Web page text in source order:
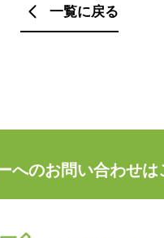
一覧に戻る
へのお問い合わせは